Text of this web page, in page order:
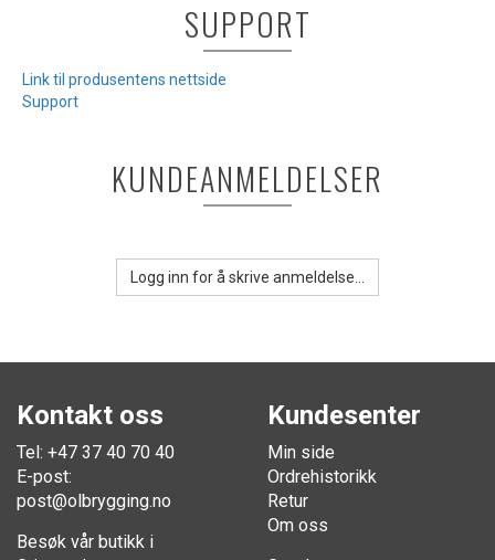
SUPPORT
Link til produsentens nettside
Support
KUNDEANMELDELSER
Logg inn for å skrive anmeldelse...
Kontakt oss
Tel: +47 37 40 70 40
E-post:
post@olbrygging.no
Besøk vår butikk i
Kundesenter
Min side
Ordrehistorikk
Retur
Om oss